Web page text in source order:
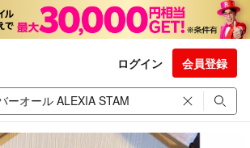
ログイン 会員登録